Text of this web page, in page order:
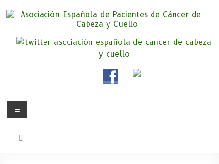
Asociación Española de
Pacientes de Cáncer de Cabeza y
Cuello
Somos la Asociación Española de Pacientes de Cáncer de Cabeza y
cuello «APC», una asociación sin animo de lucro que pretendemos
Menú